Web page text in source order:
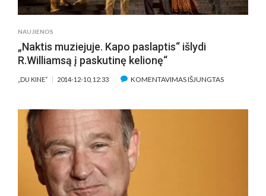
NAUJIENOS
„Naktis muziejuje. Kapo paslaptis“ išlydi
R.Williamsą į paskutinę kelionę“
„DU KINE“ 2014-12-10, 12:33 KOMENTAVIMAS IŠJUNGTASĮRAŠE